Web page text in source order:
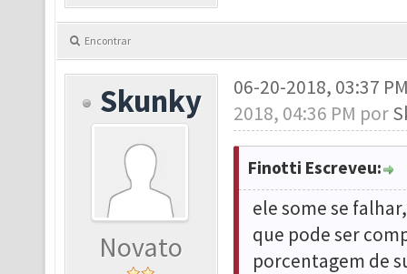
Encontrar
Skunky
Novato
06-20-2018, 03:37
2018, 04:36 PM por
Finotti Escreveu:
ele some se
que pode ser
porcentagem de